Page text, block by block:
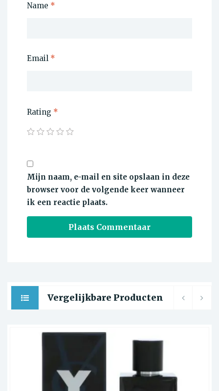
Name *
Email *
Rating *
Mijn naam, e-mail en site opslaan in deze
browser voor de volgende keer wanneer
ik een reactie plaats.
Vergelijkbare Producten